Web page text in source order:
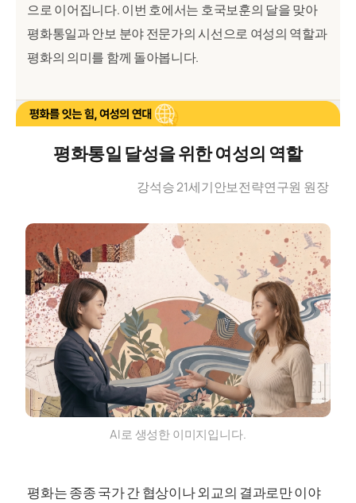
으로 이어집니다. 이번 호에서는 호국보훈의 달을 맞아
평화통일과 안보 분야 전문가의 시선으로 여성의 역할과
평화의 의미를 함께 돌아봅니다.
평화통일 달성을 위한 여성의 역할
강석승 21세기안보전략연구원 원장
AI로 생성한 이미지입니다.
평화는 종종 국가 간 협상이나 외교의 결과로만 이야